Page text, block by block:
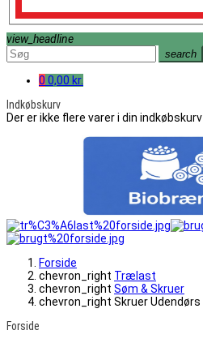
view_headline
search
0 0,00 kr.
Indkøbskurv
Der er ikke flere varer i din indkøbskurv
Forside
chevron_right Trælast
chevron_right Søm & Skruer
chevron_right Skruer Udendørs
Forside